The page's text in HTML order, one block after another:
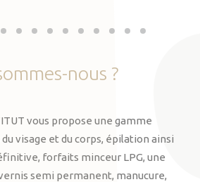
nous ?
vous propose une gamme
visage et du corps, épilation ainsi
forfaits minceur LPG, une
semi permanent, manucure,